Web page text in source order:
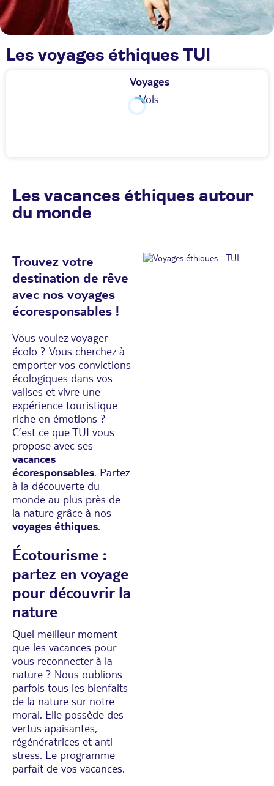
Les voyages éthiques TUI
Voyages
Vols
Les vacances éthiques autour
du monde
Trouvez votre
destination de rêve
avec nos voyages
écoresponsables !
Vous voulez voyager
écolo ? Vous cherchez à
emporter vos convictions
écologiques dans vos
valises et vivre une
expérience touristique
riche en émotions ?
C’est ce que TUI vous
propose avec ses
vacances
écoresponsables. Partez
à la découverte du
monde au plus près de
la nature grâce à nos
voyages éthiques.
Écotourisme :
partez en voyage
pour découvrir la
nature
Quel meilleur moment
que les vacances pour
vous reconnecter à la
nature ? Nous oublions
parfois tous les bienfaits
de la nature sur notre
moral. Elle possède des
vertus apaisantes,
régénératrices et anti-
stress. Le programme
parfait de vos vacances.